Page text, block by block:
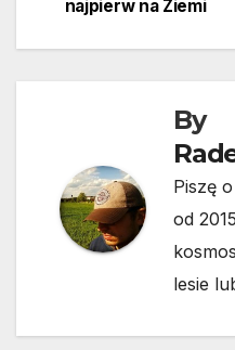
wpisu
najpierw na Ziemi
By
Piszę
od
lesie